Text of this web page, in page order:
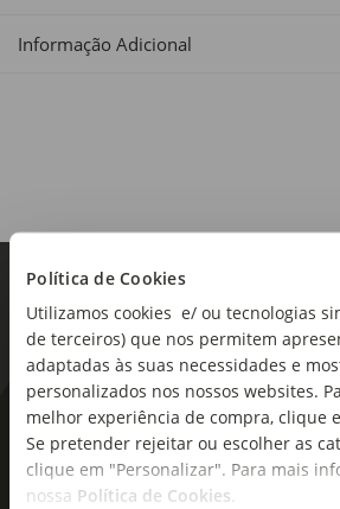
Política de Cookies
Utilizamos cookies e/ ou tecnologias
de terceiros) que nos permitem
adaptadas às suas necessidades e
personalizados nos nossos websites.
melhor experiência de compra, clique
Se pretender rejeitar ou escolher as
clique em "Personalizar". Para mais
nossa Política de Cookies
Informação Adicional
As novidades mais
seu e-mail!